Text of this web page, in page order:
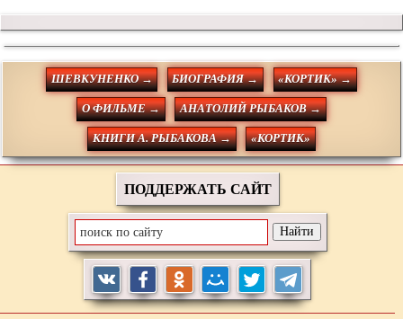
ШЕВКУНЕНКО → БИОГРАФИЯ → «КОРТИК» →
О ФИЛЬМЕ → АНАТОЛИЙ РЫБАКОВ →
КНИГИ А. РЫБАКОВА → «КОРТИК»
ПОДДЕРЖАТЬ САЙТ